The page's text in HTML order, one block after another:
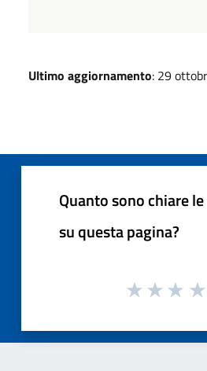
Ultimo aggiornamento: 29
Quanto sono chiare
su questa pagina?